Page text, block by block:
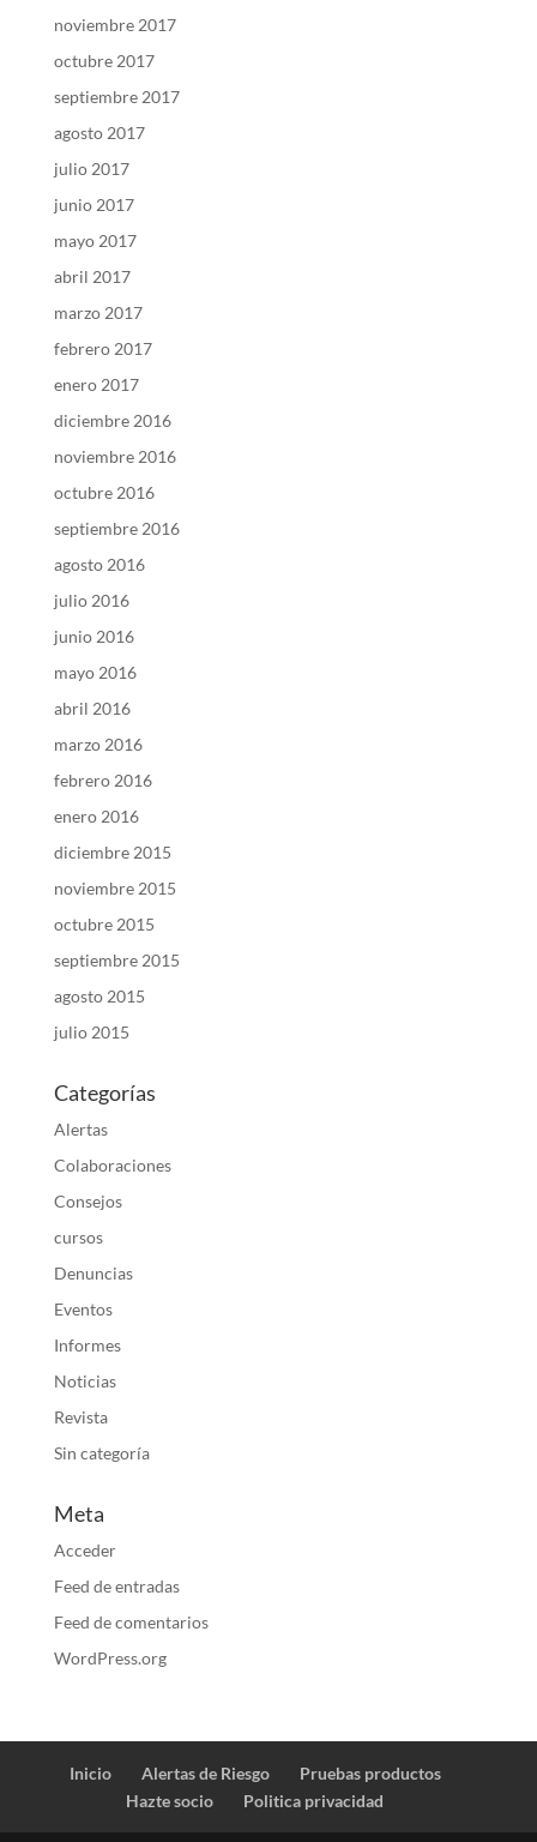
noviembre 2017
octubre 2017
septiembre 2017
agosto 2017
julio 2017
junio 2017
mayo 2017
abril 2017
marzo 2017
febrero 2017
enero 2017
diciembre 2016
noviembre 2016
octubre 2016
septiembre 2016
agosto 2016
julio 2016
junio 2016
mayo 2016
abril 2016
marzo 2016
febrero 2016
enero 2016
diciembre 2015
noviembre 2015
octubre 2015
septiembre 2015
agosto 2015
julio 2015
Categorías
Alertas
Colaboraciones
Consejos
cursos
Denuncias
Eventos
Informes
Noticias
Revista
Sin categoría
Meta
Acceder
Feed de entradas
Feed de comentarios
WordPress.org
Inicio Alertas de Riesgo
Pruebas productos
Hazte socio
Politica privacidad